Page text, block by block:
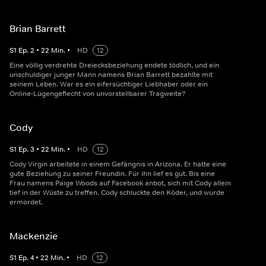
Brian Barrett
S1 Ep.2 • 22 Min. • HD
12
Eine völlig verdrehte Dreiecksbeziehung endete tödlich, und ein
unschuldiger junger Mann namens Brian Barrett bezahlte mit
seinem Leben. War es ein eifersüchtiger Liebhaber oder ein
Online-Lügengeflecht von unvorstellbarer Tragweite?
Cody
S1 Ep.3 • 22 Min. • HD
12
Cody Virgin arbeitete in einem Gefängnis in Arizona. Er hatte eine
gute Beziehung zu seiner Freundin. Für ihn lief es gut. Bis eine
Frau namens Paige Woods auf Facebook anbot, sich mit Cody allein
tief in der Wüste zu treffen. Cody schluckte den Köder, und wurde
ermordet.
Mackenzie
S1 Ep.4 • 22 Min. • HD
12